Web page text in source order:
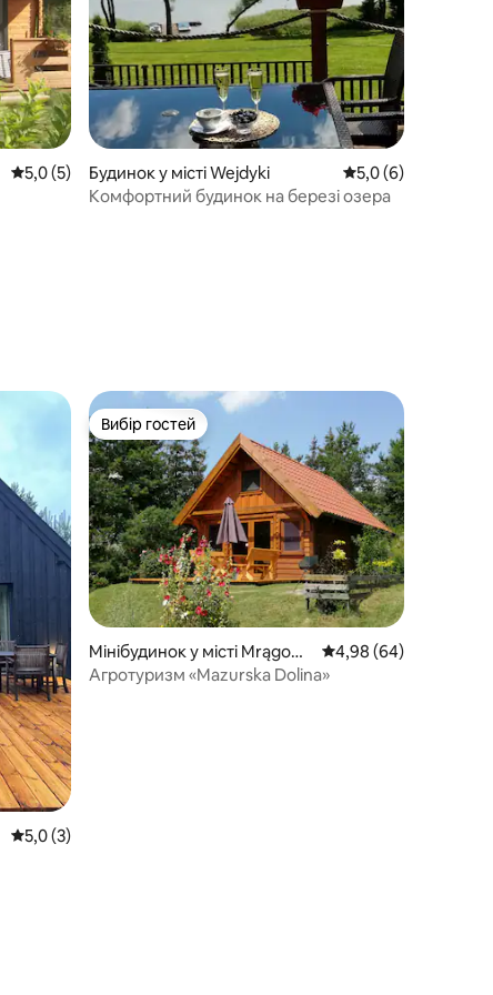
Середня оцінка: 5,0 з 5, відгуки: 5
5,0 (5)
Будинок у місті Wejdyki Середня оцінка:
5,0 (6)
Комфортний будинок на березі озера
Середня оцінка: 5,0 з 5, відгуки: 3
5,0 (3)
Вибір гостей
Вибір гостей
Мінібудинок у місті Mrągow
o
Середня оцінка: 4,98
4,98 (64)
Агротуризм «Mazurska Dolina»